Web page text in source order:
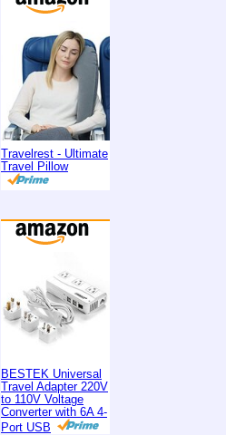
Travelrest - Ultimate
Travel Pillow
BESTEK Universal
Travel Adapter 220V
to 110V Voltage
Converter with 6A 4-
Port USB